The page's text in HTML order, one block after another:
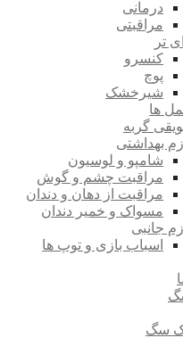
درمانی
مراقبتی
تر
کنسرو
پوچ
شیرخشک
ها
گربه
بهداشتی
شامپو و لوسیون
مراقبت چشم و گوش
مراقبت از دهان و دندان
مسواک و خمیر دندان
جانبی
اسباب بازی و توپ ها
سگ